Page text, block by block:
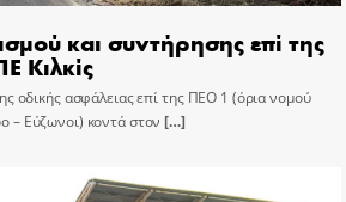
και συντήρησης επί της
Κιλκίς
οδικής ασφάλειας επί της ΠΕΟ 1 (όρια νομού
– Εύζωνοι) κοντά στον […]